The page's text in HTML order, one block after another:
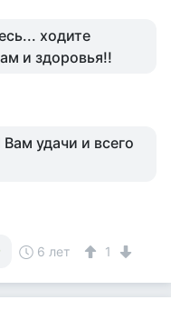
ходите
и здоровья!!
удачи и всего
6 лет
1